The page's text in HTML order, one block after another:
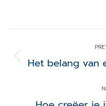
navigation
Het belang van